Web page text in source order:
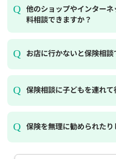
他のショップやインター
料相談できますか？
お店に行かないと保険相談
保険相談に子どもを連れて
保険を無理に勧められたり